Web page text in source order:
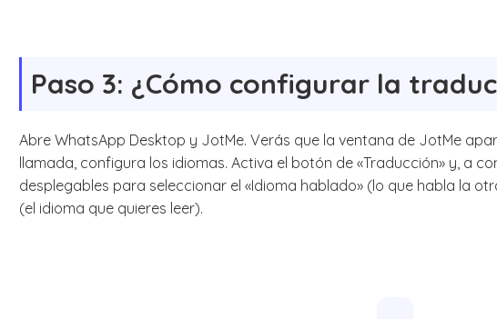
Paso 3: ¿Cómo configurar la
Abre WhatsApp Desktop y JotMe. Verás que la ventana de JotMe
llamada, configura los idiomas. Activa el botón de «Traducción» y, a
desplegables para seleccionar el «Idioma hablado» (lo que habla la
(el idioma que quieres leer).